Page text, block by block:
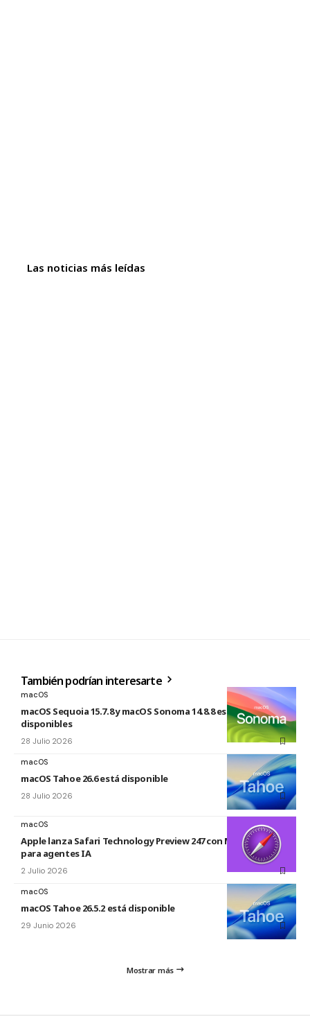
Las noticias más leídas
También podrían interesarte
macOS
macOS Sequoia 15.7.8 y macOS Sonoma 14.8.8 están
disponibles
28 Julio 2026
macOS
macOS Tahoe 26.6 está disponible
28 Julio 2026
macOS
Apple lanza Safari Technology Preview 247 con MCP Server
para agentes IA
2 Julio 2026
macOS
macOS Tahoe 26.5.2 está disponible
29 Junio 2026
Mostrar más